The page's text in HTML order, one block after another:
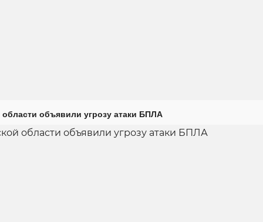
объявили угрозу атаки БПЛА